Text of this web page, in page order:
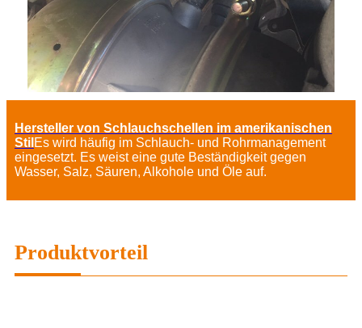
Hersteller von Schlauchschellen im amerikanischen
Stil Es wird häufig im Schlauch- und Rohrmanagement
eingesetzt. Es weist eine gute Beständigkeit gegen
Wasser, Salz, Säuren, Alkohole und Öle auf.
Produktvorteil